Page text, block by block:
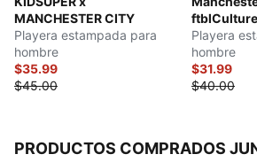
MANCHESTER CITY
Playera estampada para
hombre
$35.99
$45.00
ftblCulture
Playera
hombre
$31.99
$40.00
PRODUCTOS COMPRADOS